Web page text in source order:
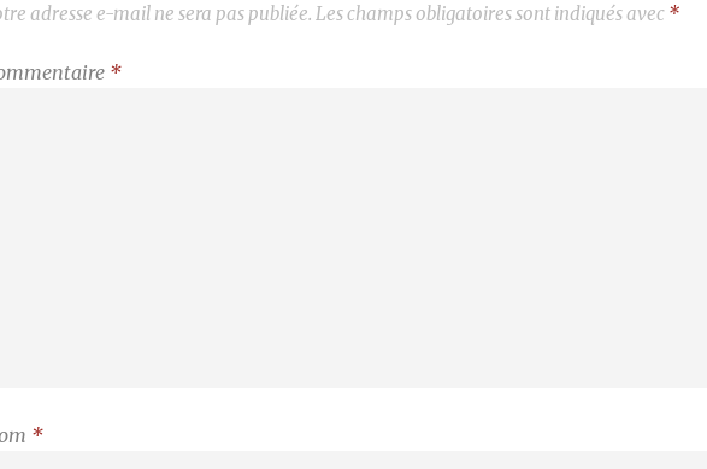
adresse e-mail ne sera pas publiée. Les champs obligatoires sont indiqués avec *
*
*